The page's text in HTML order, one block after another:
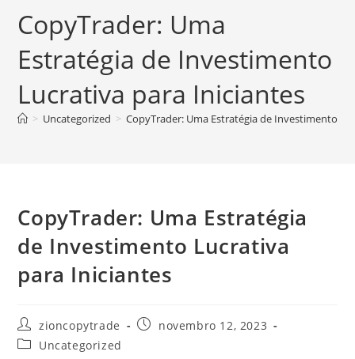
CopyTrader: Uma
Estratégia de Investimento
Lucrativa para Iniciantes
> Uncategorized > CopyTrader: Uma Estratégia de Investimento
CopyTrader: Uma Estratégia
de Investimento Lucrativa
para Iniciantes
Autor
do
post:
zioncopytrade
Postnovembro 12, 2023
Categoria
Uncategorized